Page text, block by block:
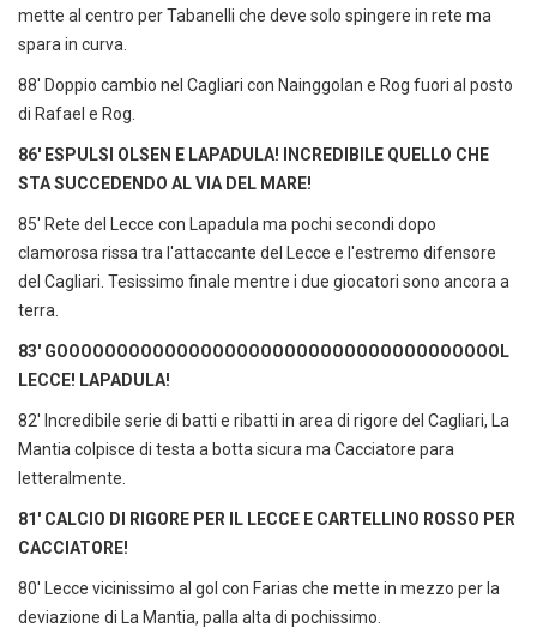
mette al centro per Tabanelli che deve solo spingere in rete ma
spara in curva.
88' Doppio cambio nel Cagliari con Nainggolan e Rog fuori al posto
di Rafael e Rog.
86' ESPULSI OLSEN E LAPADULA! INCREDIBILE QUELLO CHE
STA SUCCEDENDO AL VIA DEL MARE!
85' Rete del Lecce con Lapadula ma pochi secondi dopo
clamorosa rissa tra l'attaccante del Lecce e l'estremo difensore
del Cagliari. Tesissimo finale mentre i due giocatori sono ancora a
terra.
83' GOOOOOOOOOOOOOOOOOOOOOOOOOOOOOOOOOOOOOL
LECCE! LAPADULA!
82' Incredibile serie di batti e ribatti in area di rigore del Cagliari, La
Mantia colpisce di testa a botta sicura ma Cacciatore para
letteralmente.
81' CALCIO DI RIGORE PER IL LECCE E CARTELLINO ROSSO PER
CACCIATORE!
80' Lecce vicinissimo al gol con Farias che mette in mezzo per la
deviazione di La Mantia, palla alta di pochissimo.